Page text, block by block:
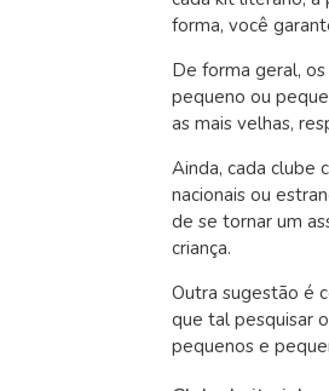
forma, você
De forma geral,
pequeno ou
as mais velhas,
Ainda, cada clube
nacionais ou
de se tornar um
criança.
Outra sugestão é
que tal pesquisar
pequenos e